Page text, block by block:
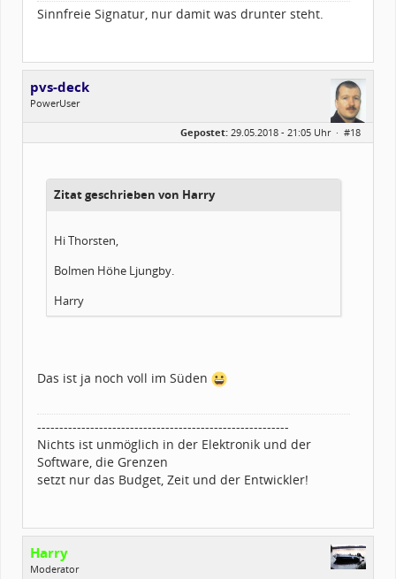
Sinnfreie Signatur, nur damit was drunter steht.
pvs-deck
PowerUser
Beiträge:
1344
Gepostet: 29.05.2018 - 21:05 Uhr · #18
Zitat geschrieben von Harry
Hi Thorsten,
Bolmen Höhe Ljungby.
Harry
Das ist ja noch voll im Süden
---------------------------------------------------------
Nichts ist unmöglich in der Elektronik und der
Software, die Grenzen
setzt nur das Budget, Zeit und der Entwickler!
Harry
Moderator